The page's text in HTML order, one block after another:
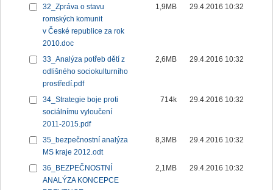
32_Zpráva o stavu
romských komunit
v České republice za rok
2010.doc
1,9MB 29.4.2016 10:32
33_Analýza potřeb dětí z
odlišného sociokulturního
prostředí.pdf
2,6MB 29.4.2016 10:32
34_Strategie boje proti
sociálnímu vyloučení
2011-2015.pdf
714k 29.4.2016 10:32
35_bezpečnostní analýza
MS kraje 2012.odt
8,3MB 29.4.2016 10:32
36_BEZPEČNOSTNÍ
ANALÝZA KONCEPCE
2,1MB 29.4.2016 10:32